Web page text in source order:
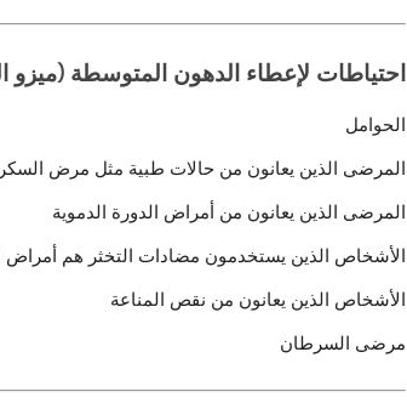
احتياطات لإعطاء الدهون المتوسطة (ميزو
الحوامل
المرضى الذين يعانون من حالات طبية مثل مرض
المرضى الذين يعانون من أمراض الدورة الدموية
الأشخاص الذين يستخدمون مضادات التخثر هم أمراض
الأشخاص الذين يعانون من نقص المناعة
مرضى السرطان